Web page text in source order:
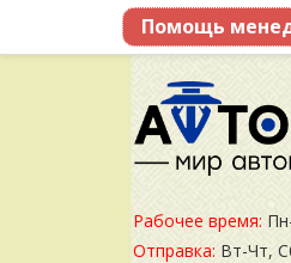
Рабочее время:
Отправка: Вт-Чт,